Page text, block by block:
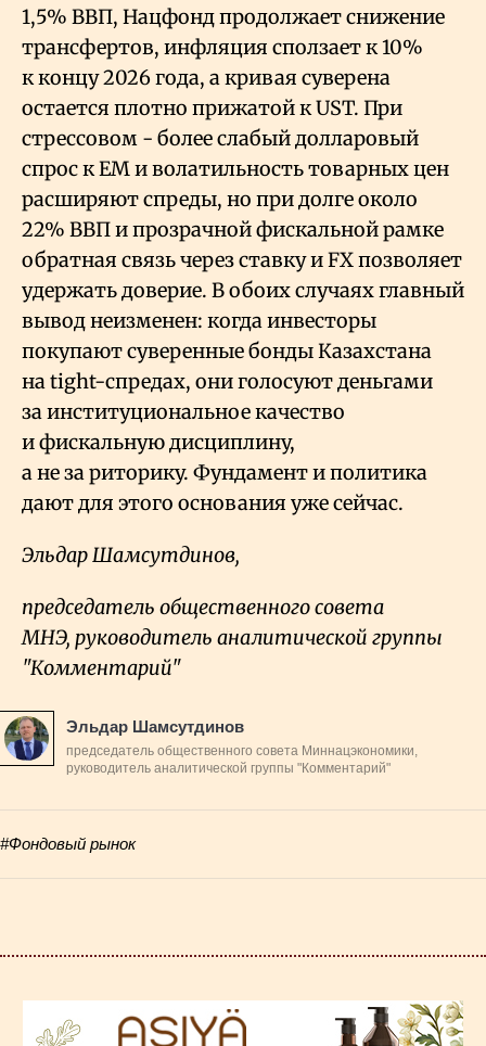
1,5% ВВП, Нацфонд продолжает снижение
трансфертов, инфляция сползает к 10%
к концу 2026 года, а кривая суверена
остается плотно прижатой к UST. При
стрессовом - более слабый долларовый
спрос к EM и волатильность товарных цен
расширяют спреды, но при долге около
22% ВВП и прозрачной фискальной рамке
обратная связь через ставку и FX позволяет
удержать доверие. В обоих случаях главный
вывод неизменен: когда инвесторы
покупают суверенные бонды Казахстана
на tight-спредах, они голосуют деньгами
за институциональное качество
и фискальную дисциплину,
а не за риторику. Фундамент и политика
дают для этого основания уже сейчас.
Эльдар Шамсутдинов,
председатель общественного совета
МНЭ, руководитель аналитической группы
"Комментарий"
Эльдар Шамсутдинов
председатель общественного совета Миннацэкономики,
руководитель аналитической группы "Комментарий"
#Фондовый рынок